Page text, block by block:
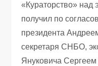
«Кураторство» над
получил по
президента
секретаря СНБО,
Януковича Сергеем